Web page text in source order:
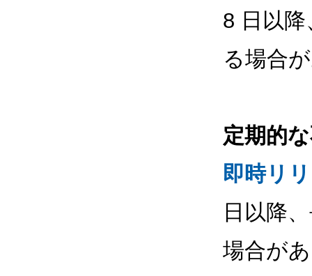
8 日以
る場合
定期的
即時リ
日以降
場合が